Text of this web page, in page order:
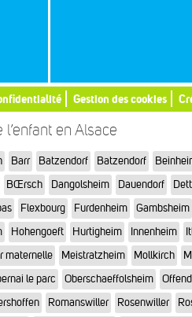
Gestion des cookies
en Alsace
Barr Batzendorf Batzendorf
BŒrsch Dangolsheim Dauendorf
Flexbourg Furdenheim Gambsheim
Hohengoeft Hurtigheim Innenheim
maternelle Meistratzheim Mollkirch
le parc Oberschaeffolsheim
Romanswiller Rosenwiller